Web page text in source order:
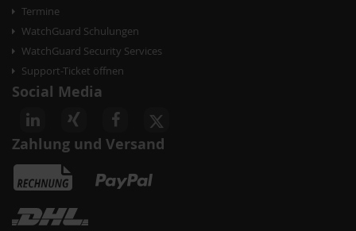
Termine
WatchGuard Schulungen
WatchGuard Security Services
Support-Ticket öffnen
Social Media
Zahlung und Versand